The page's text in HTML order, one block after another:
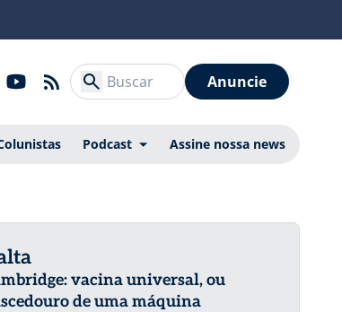
Anuncie
Podcast Assine nossa news
vacina universal, ou
de uma máquina